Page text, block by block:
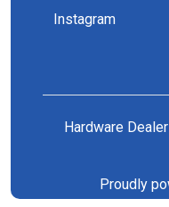
Instagram
Hardware
Proudly